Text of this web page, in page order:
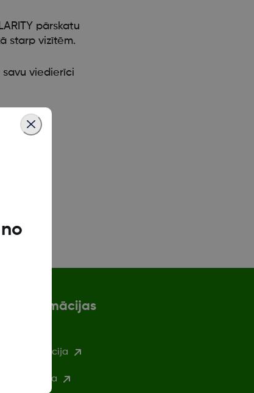
pārskatu
starp vizītēm.
savu viedierīci
informācijas
informācija
politika